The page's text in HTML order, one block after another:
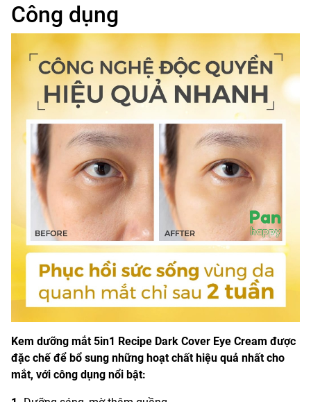
Công dụng
Kem dưỡng mắt 5in1 Recipe Dark Cover Eye Cream được
đặc chế để bổ sung những hoạt chất hiệu quả nhất cho
mắt, với công dụng nổi bật: